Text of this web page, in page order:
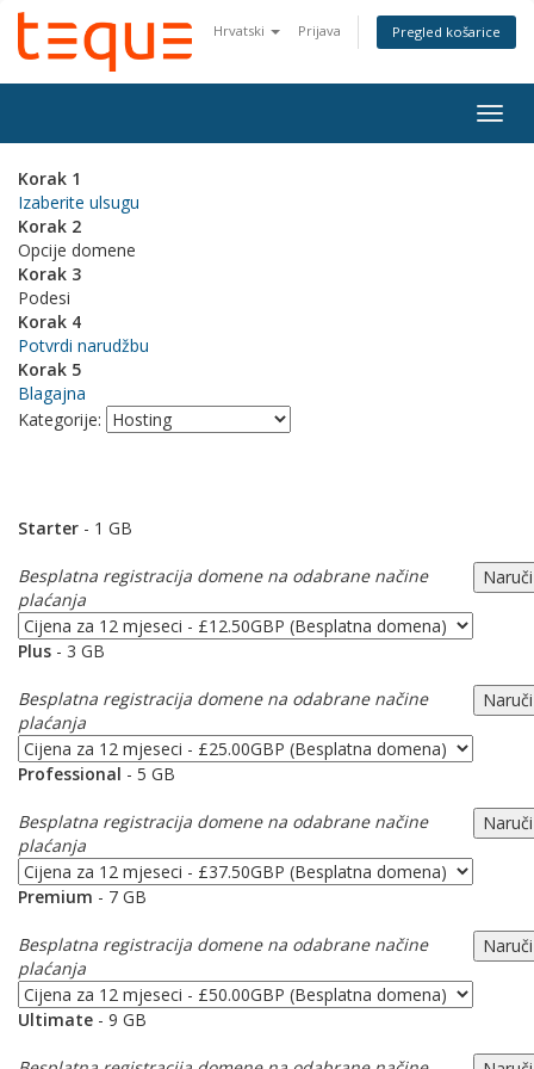
Hrvatski Prijava Pregled košarice
Korak 1
Izaberite ulsugu
Korak 2
Opcije domene
Korak 3
Podesi
Korak 4
Potvrdi narudžbu
Korak 5
Blagajna
Kategorije:
Starter - 1 GB
Besplatna registracija domene na odabrane načine
plaćanja
Plus - 3 GB
Besplatna registracija domene na odabrane načine
plaćanja
Professional - 5 GB
Besplatna registracija domene na odabrane načine
plaćanja
Premium - 7 GB
Besplatna registracija domene na odabrane načine
plaćanja
Ultimate - 9 GB